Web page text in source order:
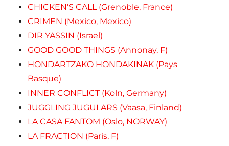
CHICKEN'S CALL (Grenoble, France)
CRIMEN (Mexico, Mexico)
DIR YASSIN (Israel)
GOOD GOOD THINGS (Annonay, F)
HONDARTZAKO HONDAKINAK (Pays
Basque)
INNER CONFLICT (Koln, Germany)
JUGGLING JUGULARS (Vaasa, Finland)
LA CASA FANTOM (Oslo, NORWAY)
LA FRACTION (Paris, F)